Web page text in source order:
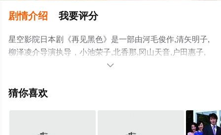
剧情介绍 我要评分
星空影院日本剧《再见黑色》是一部由河毛俊作,清矢明子,
柳泽凌介导演执导，小池荣子,北香那,冈山天音,户田惠子,
渡部笃郎等明星精彩演绎的日本电视剧，手机免费观看高
可移步至豆瓣电视剧、电视猫或剧情网等平台了解。

猜你喜欢